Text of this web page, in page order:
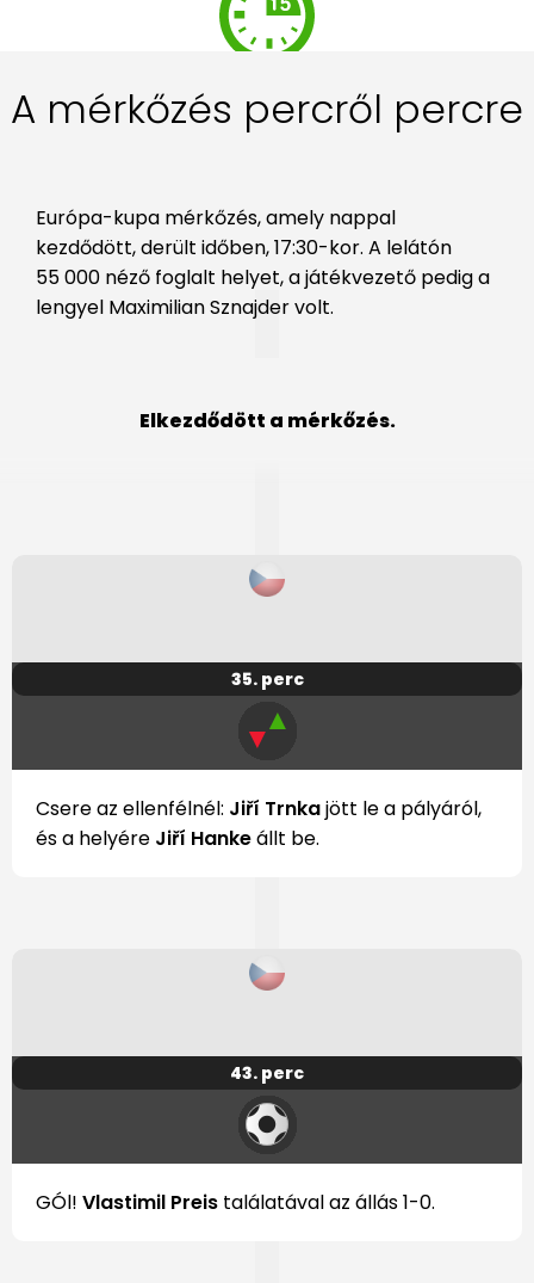
A mérkőzés percről percre
Európa-kupa mérkőzés, amely nappal
kezdődött, derült időben, 17:30-kor. A lelátón
55 000 néző foglalt helyet, a játékvezető pedig a
lengyel Maximilian Sznajder volt.
Elkezdődött a mérkőzés.
35. perc
▼▲
Csere az ellenfélnél: Jiří Trnkajött le a pályáról,
és a helyére Jiří Hankeállt be.
43. perc
GÓl! Vlastimil Preis találatával az állás 1-0.